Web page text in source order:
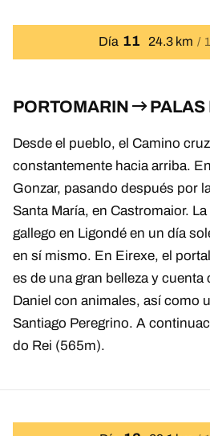
Día 11 24.3 km
PORTOMARIN PALAS
Desde el pueblo, el Camino
constantemente hacia arriba.
Gonzar, pasando después por
Santa María, en Castromaior.
gallego en Ligondé en un día
en sí mismo. En Eirexe, el
es de una gran belleza y
Daniel con animales, así como
Santiago Peregrino. A
do Rei (565m).